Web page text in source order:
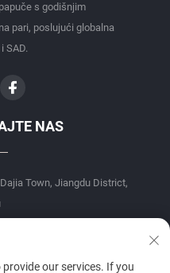
s godišnjim
pari, poslujući globalna
SAD.
NAS
Town, Jiangdu District,
our services. If you